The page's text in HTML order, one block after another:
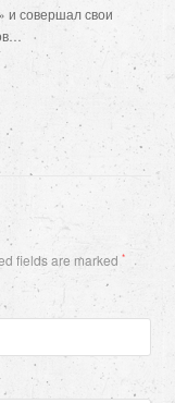
и совершал свои
fields are marked*